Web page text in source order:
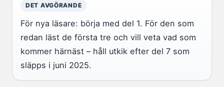
DET AVGÖRANDE
För nya läsare: börja med del 1. För den som
redan läst de första tre och vill veta vad som
kommer härnäst – håll utkik efter del 7 som
släpps i juni 2025.